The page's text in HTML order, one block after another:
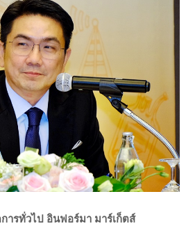
รทั่วไป อินฟอร์มา มาร์เก็ตส์